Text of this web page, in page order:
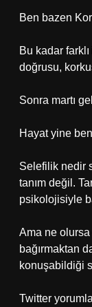
Ben bazen
Bu kadar
doğrusu,
Sonra martı
Hayat yine
Selefilik nedir
tanım değil.
psikolojisiyle
Ama ne
bağırmaktan
konuşabildiği
Twitter